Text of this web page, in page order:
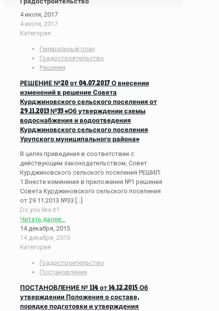
4 июля, 2017
4 июля, 2017
Категория
Генеральный план
Градостроительство
Решения
РЕШЕНИЕ №20 от 04.07.2017 О внесении
изменений в решение Совета
Курджиновского сельского поселения от
29.11.2013 №33 «Об утверждении схемы
водоснабжения и водоотведения
Курджиновского сельского поселения
Урупского муниципального района»
В целях приведения в соответствии с
действующим законодательством, Совет
Курджиновского сельского поселения РЕШИЛ:
1.Внести изменения в приложение №1 решения
Совета Курджиновского сельского поселения
от 29.11.2013 №33 […]
Do you like it?
Читать далее...
14 декабря, 2015
14 декабря, 2015
Категория
Градостроительство
Постановления
ПОСТАНОВЛЕНИЕ № 114 от 14.12.2015 Об
утверждении Положения о составе,
порядке подготовки и утверждения